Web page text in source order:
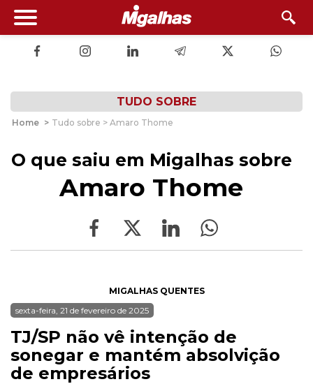
TUDO SOBRE
Home > Tudo sobre > Amaro Thome
O que saiu em Migalhas sobre
Amaro Thome
MIGALHAS QUENTES
sexta-feira, 21 de fevereiro de 2025
TJ/SP não vê intenção de
sonegar e mantém absolvição
de empresários